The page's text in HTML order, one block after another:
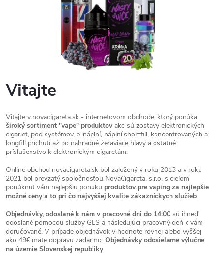
Vitajte
Vitajte v novacigareta.sk - internetovom obchode, ktorý ponúka
široký sortiment "vape" produktovako sú zostavy elektronických
cigariet, pod systémov, e-náplní, náplní shortfill, koncentrovaných a
longfill príchutí až po náhradné žeraviace hlavy a ostatné
príslušenstvo k elektronickým cigaretám.
Online obchod novacigareta.sk bol založený v roku 2013 a v roku
2021 bol prevzatý spoločnosťou NovaCigareta, s.r.o. s cieľom
ponúknuť vám najlepšiu ponuku produktov pre vaping za najlepšie
možné ceny a to pri čo najvyššej kvalite zákazníckych služieb.
Objednávky, odoslané k nám v pracovné dni do 14:00 sú ihneď
odoslané pomocou služby GLS a následujúci pracovný deň k vám
doručované. V prípade objednávok v hodnote rovnej alebo vyššej
ako 49€ máte dopravu zadarmo. Objednávky odosielame výlučne
na územie Slovenskej republiky.